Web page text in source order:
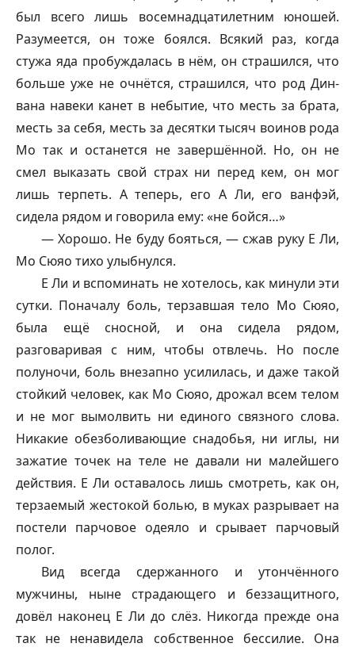
был всего лишь восемнадцатилетним юношей.
Разумеется, он тоже боялся. Всякий раз, когда
стужа яда пробуждалась в нём, он страшился, что
больше уже не очнётся, страшился, что род Дин-
вана навеки канет в небытие, что месть за брата,
месть за себя, месть за десятки тысяч воинов рода
Мо так и останется не завершённой. Но, он не
смел выказать свой страх ни перед кем, он мог
лишь терпеть. А теперь, его А Ли, его ванфэй,
сидела рядом и говорила ему: «не бойся…»
— Хорошо. Не буду бояться, — сжав руку Е Ли,
Мо Сюяо тихо улыбнулся.
Е Ли и вспоминать не хотелось, как минули эти
сутки. Поначалу боль, терзавшая тело Мо Сюяо,
была ещё сносной, и она сидела рядом,
разговаривая с ним, чтобы отвлечь. Но после
полуночи, боль внезапно усилилась, и даже такой
стойкий человек, как Мо Сюяо, дрожал всем телом
и не мог вымолвить ни единого связного слова.
Никакие обезболивающие снадобья, ни иглы, ни
зажатие точек на теле не давали ни малейшего
действия. Е Ли оставалось лишь смотреть, как он,
терзаемый жестокой болью, в муках разрывает на
постели парчовое одеяло и срывает парчовый
полог.
Вид всегда сдержанного и утончённого
мужчины, ныне страдающего и беззащитного,
довёл наконец Е Ли до слёз. Никогда прежде она
так не ненавидела собственное бессилие. Она